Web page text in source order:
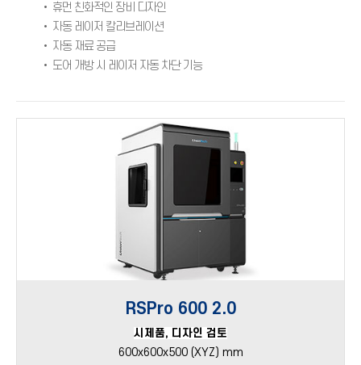
• 휴먼 친화적인 장비 디자인
• 자동 레이저 칼리브레이션
• 자동 재료 공급
• 도어 개방 시 레이저 자동 차단 기능
RSPro 600 2.0
시제품, 디자인 검토
600x600x500 (XYZ) mm